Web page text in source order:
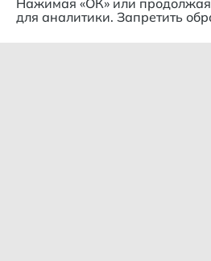
Нажимая «ОК» или продолжая
для аналитики. Запретить